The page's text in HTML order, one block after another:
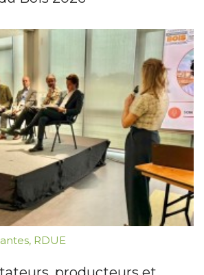
, RDUE